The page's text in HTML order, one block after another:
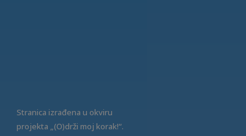
Stranica izrađena u okviru
projekta „(O)drži moj korak!“.